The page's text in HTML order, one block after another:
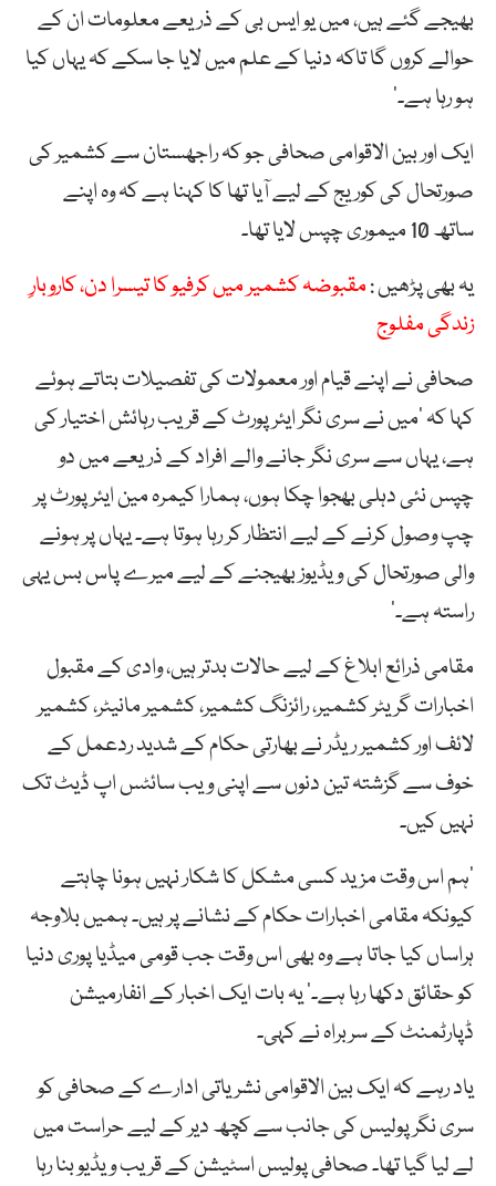
بھیجے گئے ہیں، میں یو ایس بی کے ذریعے معلومات ان کے
حوالے کروں گا تاکہ دنیا کے علم میں لایا جا سکے کہ یہاں کیا
ہو رہا ہے۔‘
ایک اور بین الاقوامی صحافی جو کہ راجھستان سے کشمیر کی
صورتحال کی کوریج کے لیے آیا تھا کا کہنا ہے کہ وہ اپنے
ساتھ 10 میموری چپس لایا تھا۔
یہ بھی پڑھیں :مقبوضہ کشمیر میں کرفیو کا تیسرا دن، کاروبارِ
زندگی مفلوج
صحافی نے اپنے قیام اور معمولات کی تفصیلات بتاتے ہوئے
کہا کہ ’میں نے سری نگر ایئرپورٹ کے قریب رہائش اختیار کی
ہے، یہاں سے سری نگر جانے والے افراد کے ذریعے میں دو
چپس نئی دہلی بھجوا چکا ہوں، ہمارا کیمرہ مین ایئرپورٹ پر
چپ وصول کرنے کے لیے انتظار کر رہا ہوتا ہے۔ یہاں پر ہونے
والی صورتحال کی ویڈیوز بھیجنے کے لیے میرے پاس بس یہی
راستہ ہے۔‘
مقامی ذرائع ابلاغ کے لیے حالات بدتر ہیں، وادی کے مقبول
اخبارات گریٹر کشمیر، رائزنگ کشمیر، کشمیر مانیٹر، کشمیر
لائف اور کشمیر ریڈر نے بھارتی حکام کے شدید ردعمل کے
خوف سے گزشتہ تین دنوں سے اپنی ویب سائٹس اپ ڈیٹ تک
نہیں کیں۔
’ہم اس وقت مزید کسی مشکل کا شکار نہیں ہونا چاہتے
کیونکہ مقامی اخبارات حکام کے نشانے پر ہیں۔ ہمیں بلاوجہ
ہراساں کیا جاتا ہے وہ بھی اس وقت جب قومی میڈیا پوری دنیا
کو حقائق دکھا رہا ہے۔‘ یہ بات ایک اخبار کے انفارمیشن
ڈپارٹمنٹ کے سربراہ نے کہی۔
یاد رہے کہ ایک بین الاقوامی نشریاتی ادارے کے صحافی کو
سری نگر پولیس کی جانب سے کچھ دیر کے لیے حراست میں
لے لیا گیا تھا۔ صحافی پولیس اسٹیشن کے قریب ویڈیو بنا رہا